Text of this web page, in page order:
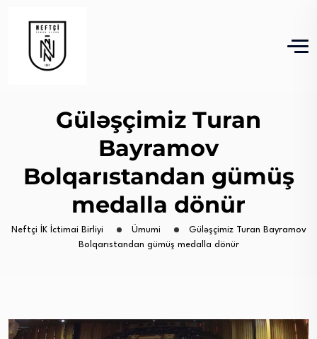
Güləşçimiz Turan
Bayramov
Bolqarıstandan gümüş
medalla dönür
Neftçi İK İctimai Birliyi Ümumi
Güləşçimiz Turan Bayramov
Bolqarıstandan gümüş medalla dönür